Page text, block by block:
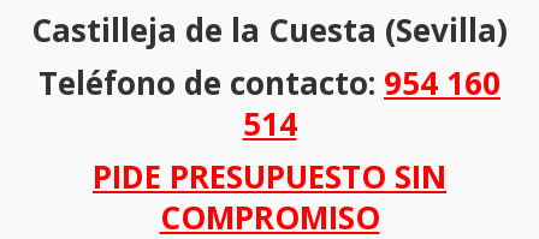
Castilleja de la Cuesta (Sevilla)
Teléfono de contacto: 954 160
514
PIDE PRESUPUESTO SIN
COMPROMISO